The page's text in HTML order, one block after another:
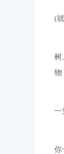
(
树
物
一
你